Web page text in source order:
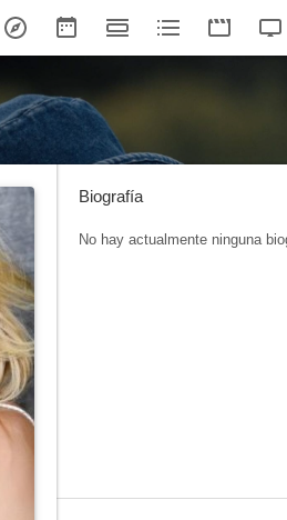
Biografía
No hay actualmente ninguna